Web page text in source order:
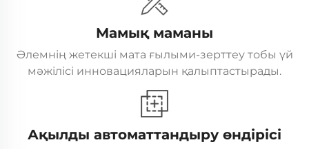
Мамық маманы
Әлемнің жетекші мата ғылыми-зерттеу тобы үй
мәжілісі инновацияларын қалыптастырады.
Ақылды автоматтандыру өндірісі